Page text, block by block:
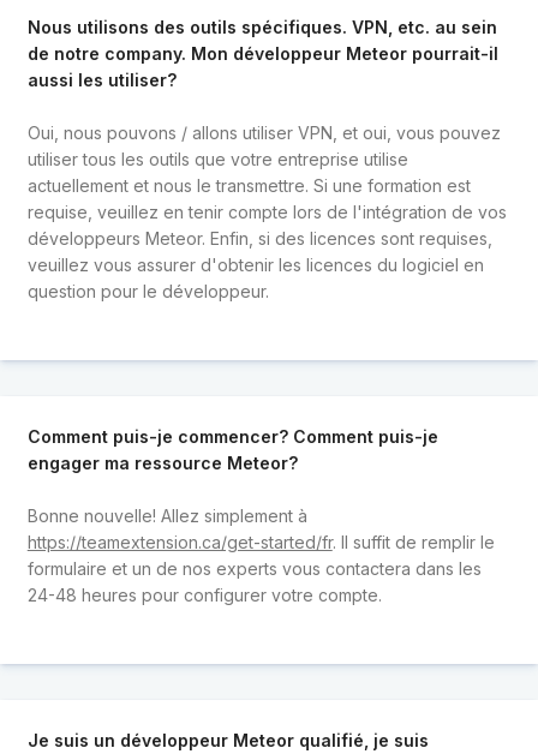
Nous utilisons des outils spécifiques. VPN, etc. au sein
de notre company. Mon développeur Meteor pourrait-il
aussi les utiliser?
Oui, nous pouvons / allons utiliser VPN, et oui, vous pouvez
utiliser tous les outils que votre entreprise utilise
actuellement et nous le transmettre. Si une formation est
requise, veuillez en tenir compte lors de l'intégration de vos
développeurs Meteor. Enfin, si des licences sont requises,
veuillez vous assurer d'obtenir les licences du logiciel en
question pour le développeur.
Comment puis-je commencer? Comment puis-je
engager ma ressource Meteor?
Bonne nouvelle! Allez simplement à
https://teamextension.ca/get-started/fr. Il suffit de remplir le
formulaire et un de nos experts vous contactera dans les
24-48 heures pour configurer votre compte.
Je suis un développeur Meteor qualifié, je suis